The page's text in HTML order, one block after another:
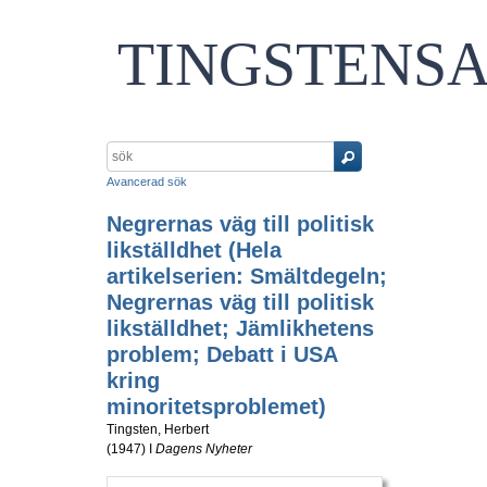
Avancerad sök
Negrernas väg till politisk
likställdhet (Hela
artikelserien: Smältdegeln;
Negrernas väg till politisk
likställdhet; Jämlikhetens
problem; Debatt i USA
kring
minoritetsproblemet)
Tingsten, Herbert
(1947) I Dagens Nyheter